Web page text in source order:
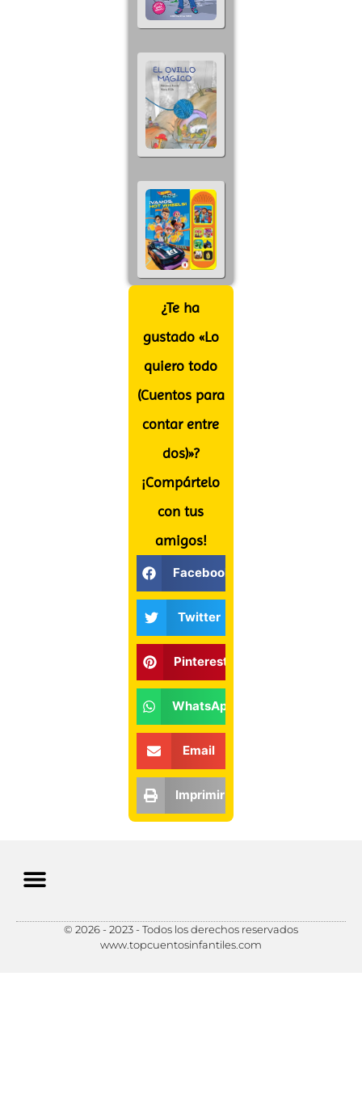
¿Te ha
gustado «Lo
quiero todo
(Cuentos para
contar entre
dos)»?
¡Compártelo
con tus
amigos!
Facebook
Twitter
Pinterest
WhatsApp
Email
Imprimir
© 2026 - 2023 - Todos los derechos reservados
www.topcuentosinfantiles.com